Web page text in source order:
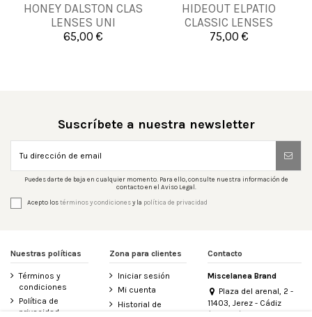
HONEY DALSTON CLAS
LENSES UNI
65,00 €
UN
Añadir al carrito
HIDEOUT ELPATIO
CLASSIC LENSES
UNICO
75,00 €
UNICA
Añadir al carrito
Suscríbete a nuestra newsletter
Puedes darte de baja en cualquier momento. Para ello, consulte nuestra información de
contacto en el Aviso Legal.
Acepto lostérminos y condicionesy la política de privacidad
Nuestras políticas
Términos y
condiciones
Política de
privacidad
Zona para clientes
Iniciar sesión
Mi cuenta
Historial de
Contacto
Miscelanea Brand
Plaza del arenal, 2 -
11403, Jerez - Cádiz
(España)